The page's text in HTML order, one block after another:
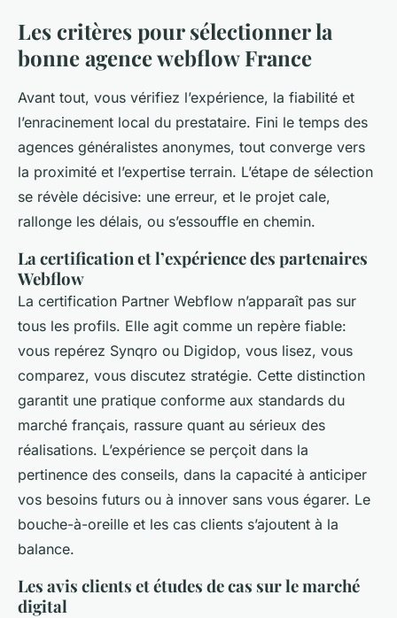
Les critères pour sélectionner la
bonne agence webflow France
Avant tout, vous vérifiez l’expérience, la fiabilité et
l’enracinement local du prestataire. Fini le temps des
agences généralistes anonymes, tout converge vers
la proximité et l’expertise terrain. L’étape de sélection
se révèle décisive: une erreur, et le projet cale,
rallonge les délais, ou s’essouffle en chemin.
La certification et l’expérience des partenaires
Webflow
La certification Partner Webflow n’apparaît pas sur
tous les profils. Elle agit comme un repère fiable:
vous repérez Synqro ou Digidop, vous lisez, vous
comparez, vous discutez stratégie. Cette distinction
garantit une pratique conforme aux standards du
marché français, rassure quant au sérieux des
réalisations. L’expérience se perçoit dans la
pertinence des conseils, dans la capacité à anticiper
vos besoins futurs ou à innover sans vous égarer. Le
bouche-à-oreille et les cas clients s’ajoutent à la
balance.
Les avis clients et études de cas sur le marché
digital